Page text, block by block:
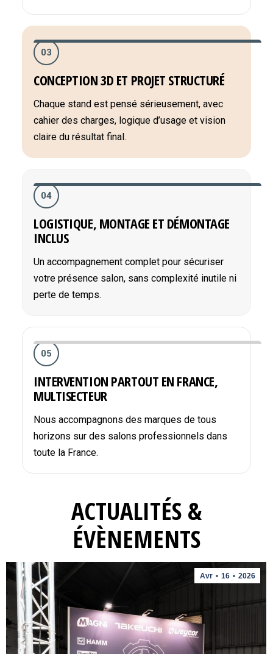
03
CONCEPTION 3D ET PROJET STRUCTURÉ
Chaque stand est pensé sérieusement, avec
cahier des charges, logique d’usage et vision
claire du résultat final.
04
LOGISTIQUE, MONTAGE ET DÉMONTAGE
INCLUS
Un accompagnement complet pour sécuriser
votre présence salon, sans complexité inutile ni
perte de temps.
05
INTERVENTION PARTOUT EN FRANCE,
MULTISECTEUR
Nous accompagnons des marques de tous
horizons sur des salons professionnels dans
toute la France.
ACTUALITÉS &
ÉVÈNEMENTS
Avr 16 2026